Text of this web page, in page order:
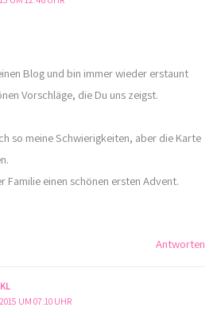
Blog und bin immer wieder erstaunt
Vorschläge, die Du uns zeigst.
so meine Schwierigkeiten, aber die Karte
Familie einen schönen ersten Advent.
Antworten
UM 07:10 UHR